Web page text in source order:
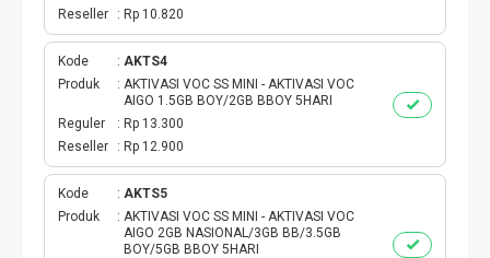
VOUCHER TV
TOKEN PLN
ISI ULANG GAME
TAG PLN
Reseller
Rp 10.820
Kode
AKTS4
Produk
AKTIVASI VOC SS MINI - AKTIVASI VOC
AIGO 1.5GB BOY/2GB BBOY 5HARI
Reguler
Rp 13.300
Reseller
Rp 12.900
Kode
AKTS5
Produk
AKTIVASI VOC SS MINI - AKTIVASI VOC
AIGO 2GB NASIONAL/3GB BB/3.5GB
BOY/5GB BBOY 5HARI